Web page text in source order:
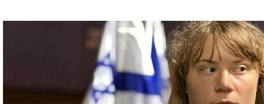
© Krone Multimedia GmbH & Co KG 2026
Muthgasse 2, 1190 Wien